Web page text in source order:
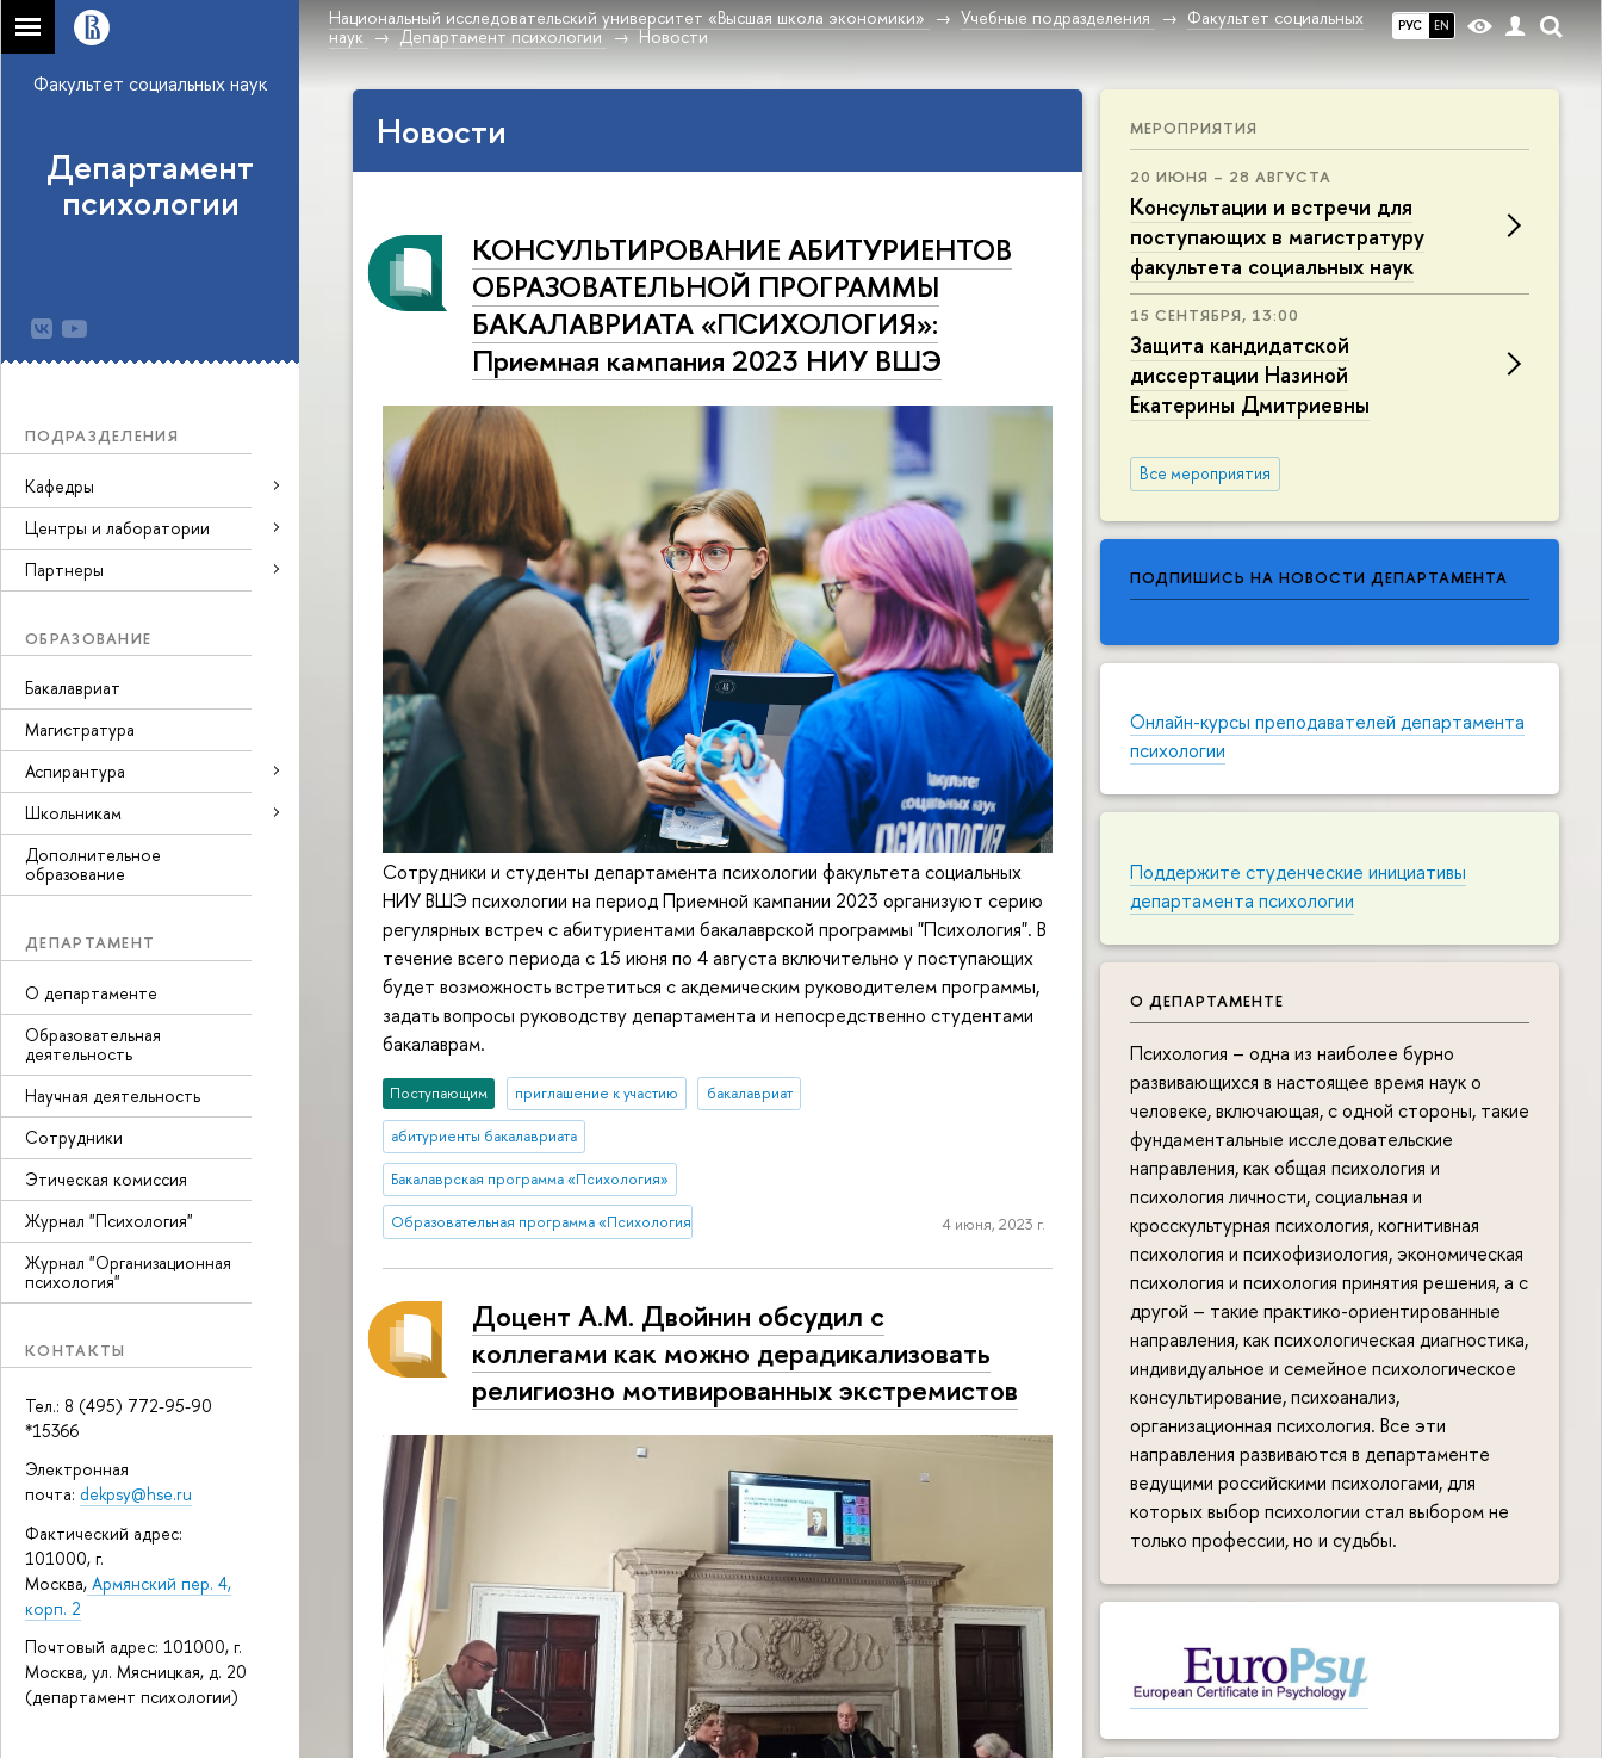
РУС EN
Национальный исследовательский университет «Высшая школа экономики» Учебные подразделения
Факультет социальных
наук
Департамент психологии Новости
Факультет социальных наук
Департамент
психологии
ПОДРАЗДЕЛЕНИЯ
Кафедры
Центры и лаборатории
Партнеры
ОБРАЗОВАНИЕ
Бакалавриат
Магистратура
Аспирантура
Школьникам
Дополнительное
образование
ДЕПАРТАМЕНТ
О департаменте
Образовательная
деятельность
Научная деятельность
Сотрудники
Этическая комиссия
Журнал "Психология"
Журнал "Организационная
психология"
КОНТАКТЫ
Тел.: 8 (495) 772-95-90
*15366
Электронная
почта: dekpsy@hse.ru
Фактический адрес:
101000, г.
Москва, Армянский пер. 4,
корп. 2
Почтовый адрес: 101000, г.
Москва, ул. Мясницкая, д. 20
(департамент психологии)
МЕРОПРИЯТИЯ
20 ИЮНЯ – 28 АВГУСТА
Консультации и встречи для
поступающих в магистратуру
факультета социальных наук
15 СЕНТЯБРЯ, 13:00
Защита кандидатской
диссертации Назиной
Екатерины Дмитриевны
Все мероприятия
ПОДПИШИСЬ НА НОВОСТИ ДЕПАРТАМЕНТА
Онлайн-курсы преподавателей департамента
психологии
Поддержите студенческие инициативы
департамента психологии
О ДЕПАРТАМЕНТЕ
Психология – одна из наиболее бурно
развивающихся в настоящее время наук о
человеке, включающая, с одной стороны, такие
фундаментальные исследовательские
направления, как общая психология и
психология личности, социальная и
кросскультурная психология, когнитивная
психология и психофизиология, экономическая
психология и психология принятия решения, а с
другой – такие практико-ориентированные
направления, как психологическая диагностика,
индивидуальное и семейное психологическое
консультирование, психоанализ,
организационная психология. Все эти
направления развиваются в департаменте
ведущими российскими психологами, для
которых выбор психологии стал выбором не
только профессии, но и судьбы.
Новости
КОНСУЛЬТИРОВАНИЕ АБИТУРИЕНТОВ
ОБРАЗОВАТЕЛЬНОЙ ПРОГРАММЫ
БАКАЛАВРИАТА «ПСИХОЛОГИЯ»:
Приемная кампания 2023 НИУ ВШЭ
Сотрудники и студенты департамента психологии факультета социальных
НИУ ВШЭ психологии на период Приемной кампании 2023 организуют серию
регулярных встреч с абитуриентами бакалаврской программы "Психология". В
течение всего периода с 15 июня по 4 августа включительно у поступающих
будет возможность встретиться с акдемическим руководителем программы,
задать вопросы руководству департамента и непосредственно студентами
бакалаврам.
Поступающим приглашение к участию бакалавриат
абитуриенты бакалавриата
Бакалаврская программа «Психология»
Образовательная программа «Психология» 4 июня, 2023 г.
Доцент А.М. Двойнин обсудил с
коллегами как можно дерадикализовать
религиозно мотивированных экстремистов